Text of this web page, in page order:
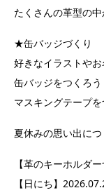
たくさんの革型の
★缶バッジづくり
好きなイラストや
缶バッジをつくろう
マスキングテープ
夏休みの思い出に
【革のキーホルダ
【日にち】